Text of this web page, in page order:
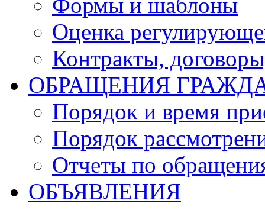
Оценка
Контракты,
ОБРАЩЕНИЯ
Порядок и время
Порядок
Отчеты по
ОБЪЯВЛЕНИЯ